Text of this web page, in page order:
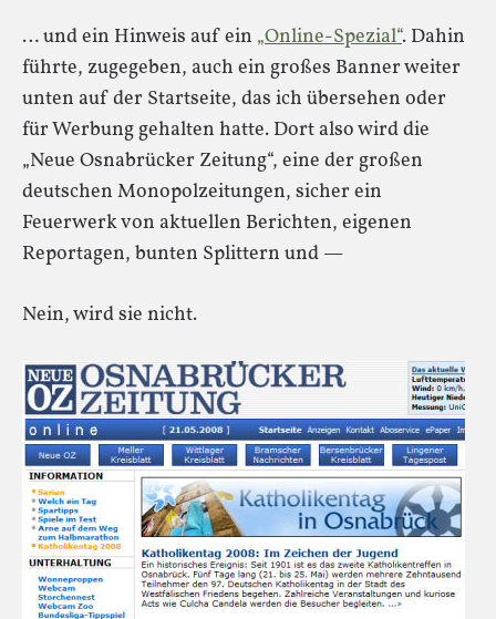
… und ein Hinweis auf ein „Online-Spezial“. Dahin
führte, zugegeben, auch ein großes Banner weiter
unten auf der Startseite, das ich übersehen oder
für Werbung gehalten hatte. Dort also wird die
„Neue Osnabrücker Zeitung“, eine der großen
deutschen Monopolzeitungen, sicher ein
Feuerwerk von aktuellen Berichten, eigenen
Reportagen, bunten Splittern und —
Nein, wird sie nicht.